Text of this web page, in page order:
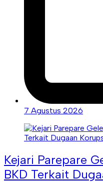
7 Agustus 2026
Kejari Parepare
BKD Terkait